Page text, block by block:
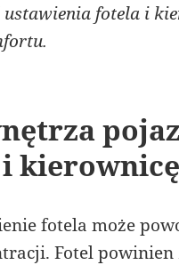
fotela i
kierownicę
fotela może
Fotel